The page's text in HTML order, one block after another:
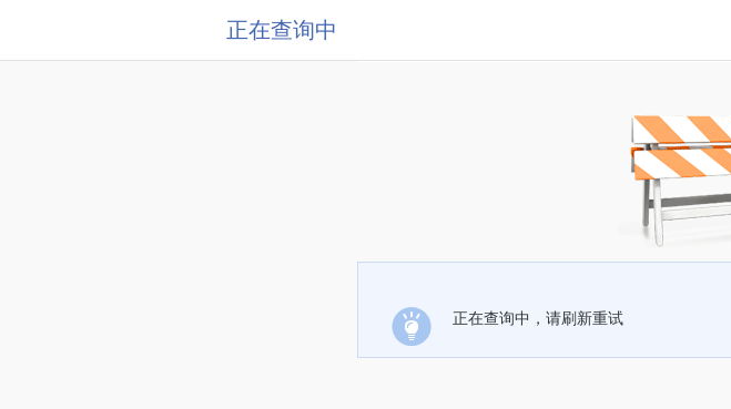
正在查询中
正在查询中，请刷新重试